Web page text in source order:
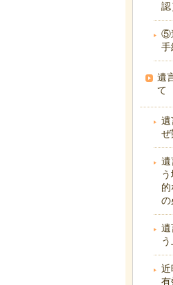
認
⑤
手
遺
て
遺
ぜ
遺
の
遺
近
有